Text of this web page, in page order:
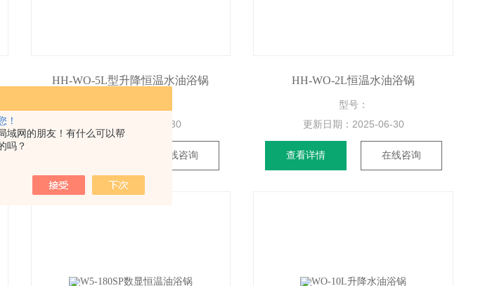
！
域网的朋友！有什么可以帮
吗？
HH-WO-5L型升降恒温水油浴锅
2025-06-30
在线咨询
HH-WO-2L恒温水油浴锅
型号：
更新日期： 2025-06-30
查看详情 在线咨询